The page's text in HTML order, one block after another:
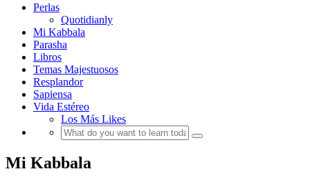
Perlas
Quotidianly
Mi Kabbala
Parasha
Libros
Temas Majestuosos
Resplandor
Sapiensa
Vida Estéreo
Los Más Likes
Mi Kabbala